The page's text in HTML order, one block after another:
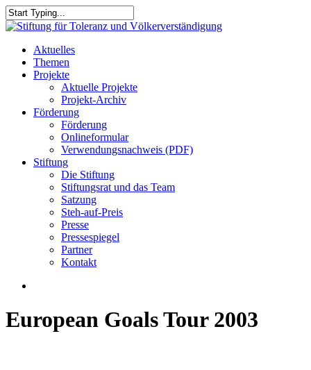
Skip
to
content
Close
search
Menu
Aktuelles
Themen
Projekte
Aktuelle Projekte
Projekt-Archiv
Förderung
Förderung
Onlineformular
Verwendungsnachweis (PDF)
Stiftung
Die Stiftung
Stiftungsrat und das Team
Satzung
Steh-auf-Preis
Presse
Pressespiegel
Partner
Kontakt
European Goals Tour 2003